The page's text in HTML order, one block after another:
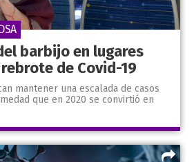
barbijo en lugares
de Covid-19
mantener una escalada de casos
que en 2020 se convirtió en